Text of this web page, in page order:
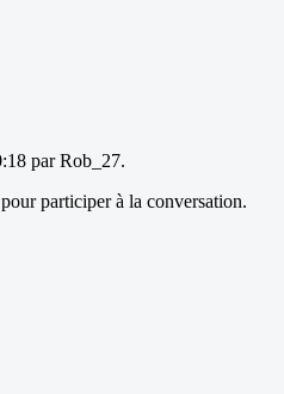
parRob_27.
pour participer à la conversation.